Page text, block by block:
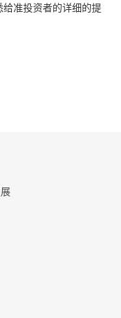
给准投资者的详细的提